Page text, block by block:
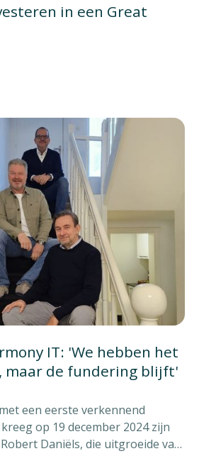
in een Great
IT: 'We hebben het
maar de fundering blijft'
een eerste verkennend
op 19 december 2024 zijn
Daniëls, die uitgroeide van